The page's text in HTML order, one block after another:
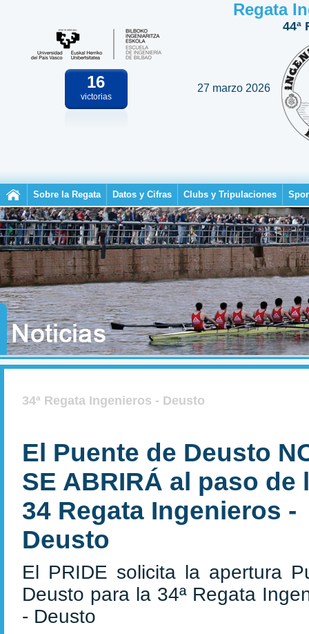
16
victorias
Regata
44ª
27 marzo 2026
Sobre la Regata Datos y Cifras Clubs y Tripulaciones
34ª Regata Ingenieros - Deusto
El Puente de Deusto
SE ABRIRÁ al paso de
34 Regata Ingenieros -
Deusto
El PRIDE solicita la apertura
Deusto para la 34ª Regata
- Deusto